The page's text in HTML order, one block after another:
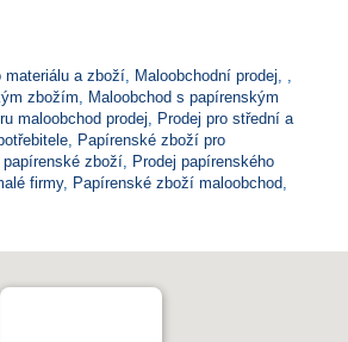
materiálu a zboží
Maloobchodní prodej
zbožím
Maloobchod s papírenským
maloobchod prodej
Prodej pro střední a
Papírenské zboží pro
papírenské zboží
Prodej papírenského
firmy, Papírenské zboží maloobchod